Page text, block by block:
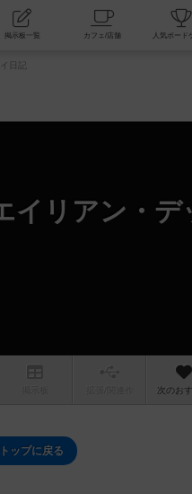
ニティ 掲示板一覧 カフェ/
日記
イリアン・
次のお
ップに戻る